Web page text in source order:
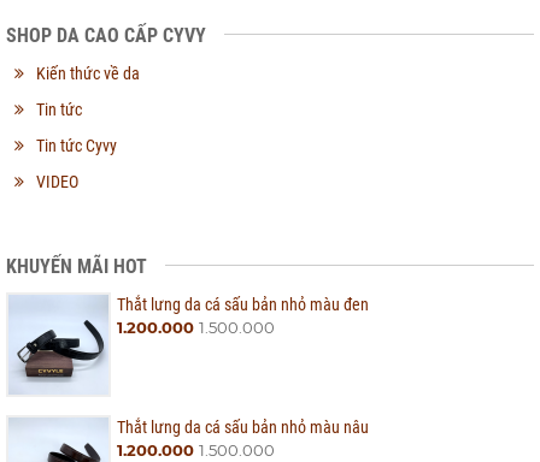
SHOP DA CAO CẤP CYVY
Kiến thức về da
Tin tức
Tin tức Cyvy
VIDEO
KHUYẾN MÃI HOT
Thắt lưng da cá sấu bản nhỏ màu đen
1.200.000 1.500.000
Thắt lưng da cá sấu bản nhỏ màu nâu
1.200.000 1.500.000